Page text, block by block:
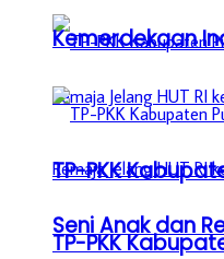
TP-PKK
Seni Anak dan
Kemerdekaan
TP-PKK